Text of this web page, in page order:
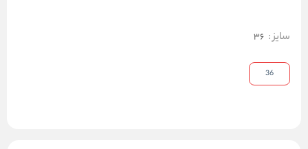
سایز:
36
36